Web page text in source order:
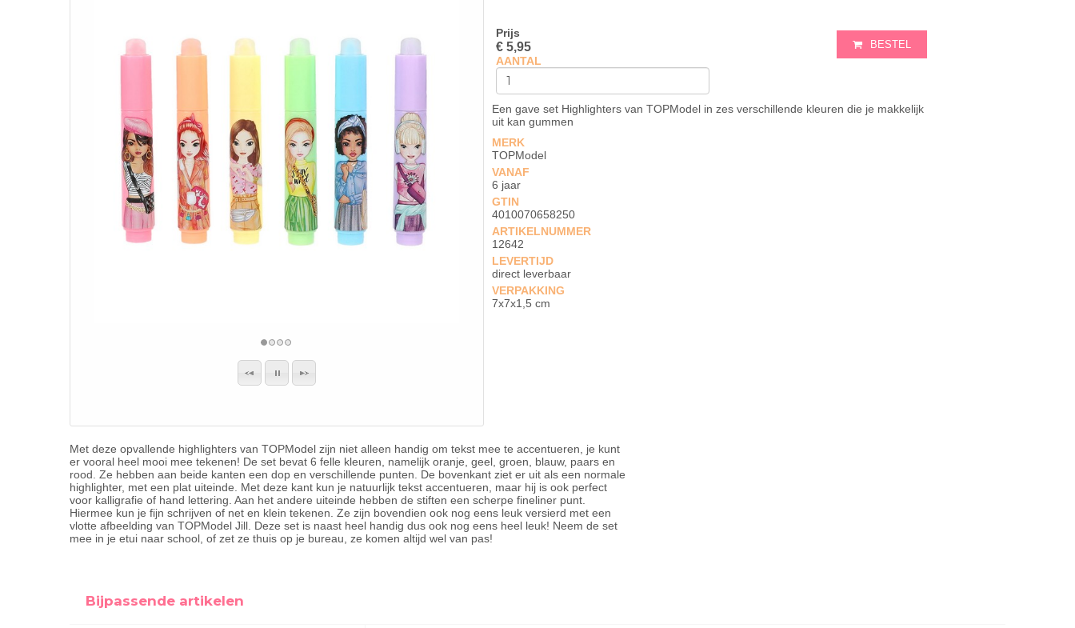
Prijs
€ 5,95
AANTAL
BESTEL
Een gave set Highlighters van TOPModel in zes verschillende kleuren die je makkelijk
uit kan gummen
MERK
TOPModel
VANAF
6 jaar
GTIN
4010070658250
ARTIKELNUMMER
12642
LEVERTIJD
direct leverbaar
VERPAKKING
7x7x1,5 cm
Met deze opvallende highlighters van TOPModel zijn niet alleen handig om tekst mee te accentueren, je kunt
er vooral heel mooi mee tekenen! De set bevat 6 felle kleuren, namelijk oranje, geel, groen, blauw, paars en
rood. Ze hebben aan beide kanten een dop en verschillende punten. De bovenkant ziet er uit als een normale
highlighter, met een plat uiteinde. Met deze kant kun je natuurlijk tekst accentueren, maar hij is ook perfect
voor kalligrafie of hand lettering. Aan het andere uiteinde hebben de stiften een scherpe fineliner punt.
Hiermee kun je fijn schrijven of net en klein tekenen. Ze zijn bovendien ook nog eens leuk versierd met een
vlotte afbeelding van TOPModel Jill. Deze set is naast heel handig dus ook nog eens heel leuk! Neem de set
mee in je etui naar school, of zet ze thuis op je bureau, ze komen altijd wel van pas!
Bijpassende artikelen